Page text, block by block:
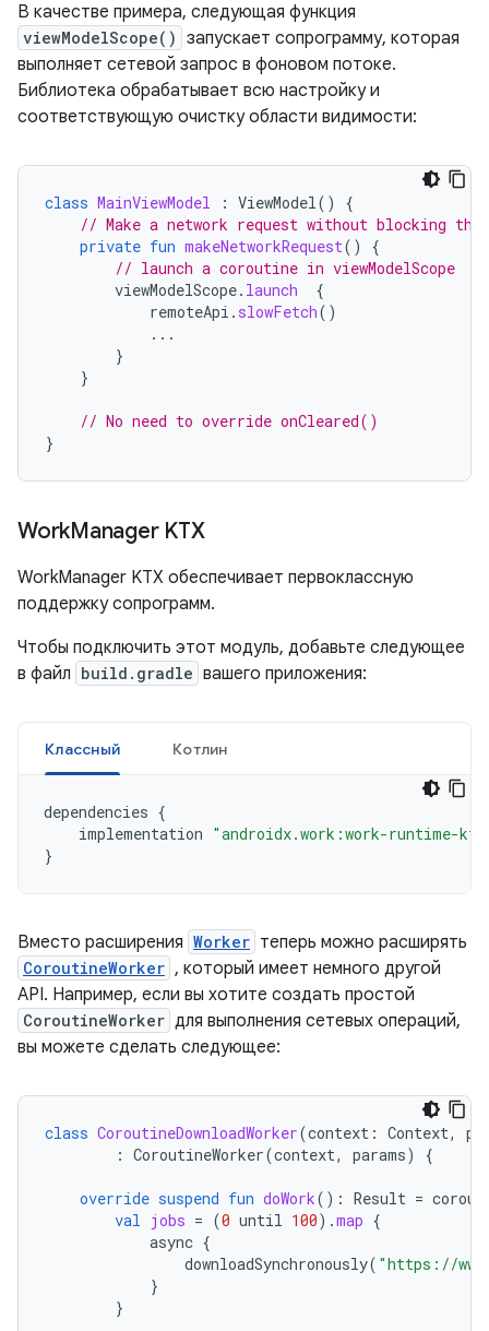
В качестве примера, следующая функция
viewModelScope() запускает сопрограмму, которая
выполняет сетевой запрос в фоновом потоке.
Библиотека обрабатывает всю настройку и
соответствующую очистку области видимости:
class MainViewModel : ViewModel()
{
// Make a network request without blocking the
private fun makeNetworkRequest()
{
// launch a coroutine in viewModelScope
viewModelScope. launch
{
remoteApi . slowFetch()
...
}
}
// No need to override onCleared()
}
WorkManager KTX
WorkManager KTX обеспечивает первоклассную
поддержку сопрограмм.
Чтобы подключить этот модуль, добавьте следующее
в файл build.gradle вашего приложения:
Классный Котлин
dependencies {
implementation "androidx.work:work-runtime-
}
Вместо расширения Worker теперь можно расширять
CoroutineWorker , который имеет немного другой
API. Например, если вы хотите создать простой
CoroutineWorker для выполнения сетевых операций,
вы можете сделать следующее:
class CoroutineDownloadWorker(context : Context,
: CoroutineWorker(context, params) {
override suspend fun doWork(): Result =
val jobs = (0 until 100).map {
async {
downloadSynchronously( "https://
}
}